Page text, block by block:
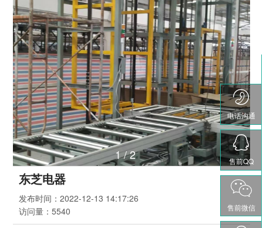
1/2
东芝电器
发布时间： 2022-12-13 14:17:26
访问量： 5540
电话沟通
售前QQ
售前微信